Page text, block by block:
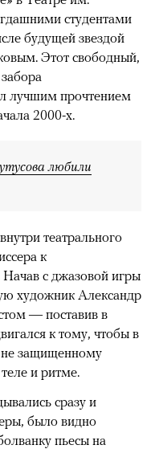
студентами
будущей звездой
Этот свободный,
лучшим прочтением
2000-х.
любили
театрального
к
с джазовой игры
художник Александр
— поставив в
к тому, чтобы в
защищенному
и ритме.
сразу и
было видно
пьесы на